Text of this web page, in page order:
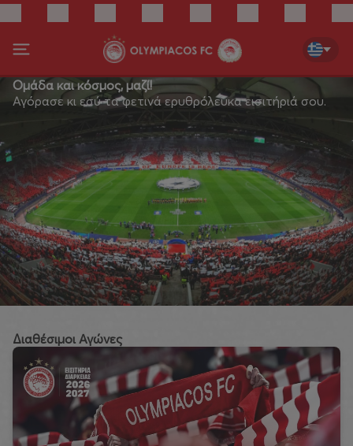
Ομάδα και κόσμος, μαζί!
Αγόρασε κι εσύ τα φετινά ερυθρόλευκα εισιτήριά σου.
Διαθέσιμοι Αγώνες